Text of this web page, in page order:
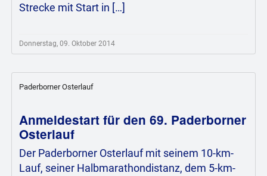
Strecke mit Start in […]
Donnerstag, 09. Oktober 2014
Paderborner Osterlauf
Anmeldestart für den 69. Paderborner
Osterlauf
Der Paderborner Osterlauf mit seinem 10-km-
Lauf, seiner Halbmarathondistanz, dem 5-km-